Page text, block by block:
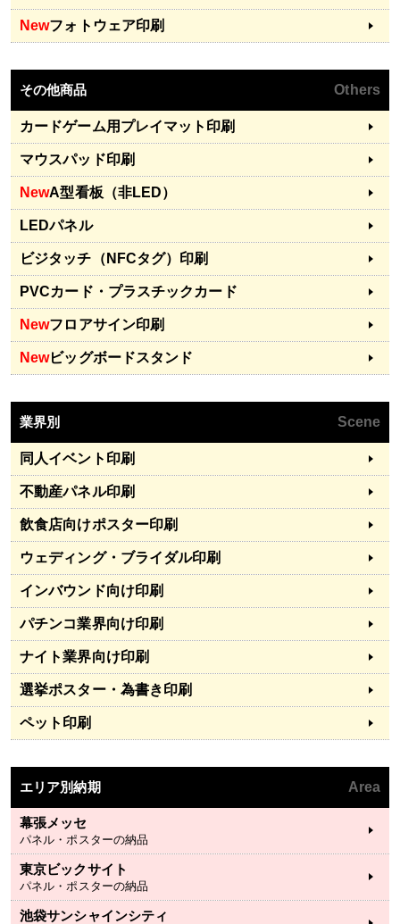
Newフォトウェア印刷
その他商品 Others
カードゲーム用プレイマット印刷
マウスパッド印刷
NewA型看板（非LED）
LEDパネル
ビジタッチ（NFCタグ）印刷
PVCカード・プラスチックカード
Newフロアサイン印刷
Newビッグボードスタンド
業界別 Scene
同人イベント印刷
不動産パネル印刷
飲食店向けポスター印刷
ウェディング・ブライダル印刷
インバウンド向け印刷
パチンコ業界向け印刷
ナイト業界向け印刷
選挙ポスター・為書き印刷
ペット印刷
エリア別納期 Area
幕張メッセ
パネル・ポスターの納品
東京ビックサイト
パネル・ポスターの納品
池袋サンシャインシティ